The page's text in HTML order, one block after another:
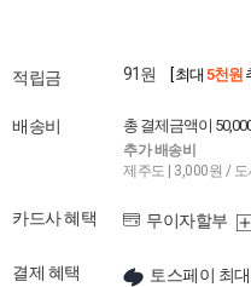
적립금 91원 [ 최대 5천원
배송비 총 결제금액이
추가 배송비
제주도 | 3,000원 /
카드사 혜택 무이자할부
결제 혜택 토스페이 최